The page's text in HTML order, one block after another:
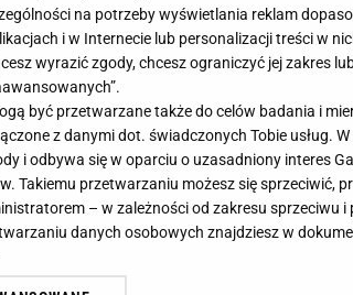
- 5 przepisów na
na potrzeby wyświetlania reklam
i w Internecie lub personalizacji treści w
wyrazić zgody, chcesz ograniczyć jej zakres
być przetwarzane także do celów badania i
z danymi dot. świadczonych Tobie usług.
i odbywa się w oparciu o uzasadniony interes
Takiemu przetwarzaniu możesz się sprzeciwić,
– w zależności od zakresu sprzeciwu
danych osobowych znajdziesz w